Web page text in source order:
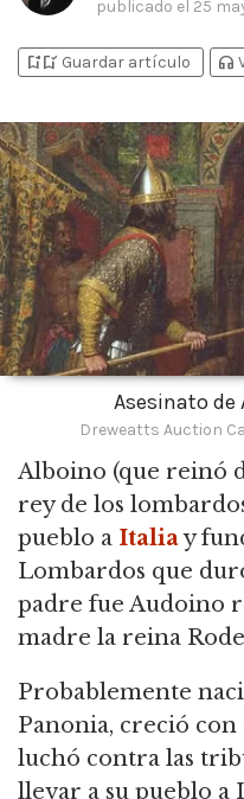
publicado el 25
bookmark_addbookmark_added Guardar artículo headphones
Asesinato
Dreweatts Auction
Alboino (que reinó
rey de los
pueblo a Italiay
Lombardos que
padre fue Audoino
madre la reina
Probablemente
Panonia, creció
luchó contra las
llevar a su pueblo a